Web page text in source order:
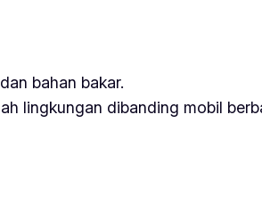
bahan bakar.
lingkungan dibanding mobil